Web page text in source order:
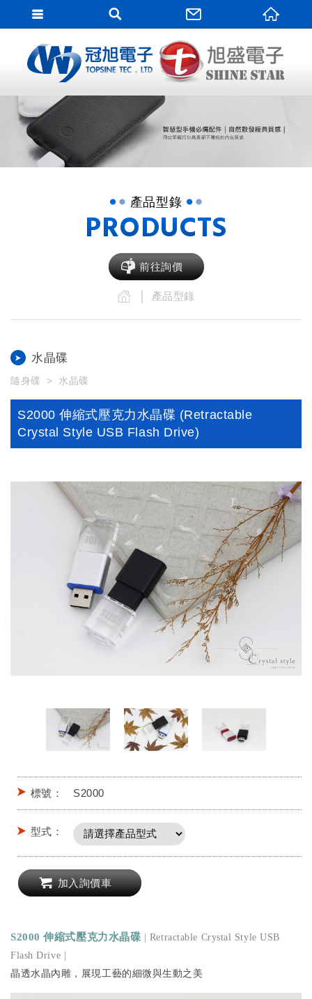
網站名稱
產品型錄
PRODUCTS
前往詢價
產品型錄
水晶碟
隨身碟 水晶碟
S2000 伸縮式壓克力水晶碟 (Retractable
Crystal Style USB Flash Drive)
標號： S2000
型式：
加入詢價車
S2000 伸縮式壓克力水晶碟
Retractable Crystal Style USB
Flash Drive
晶透水晶內雕，展現工藝的細微與生動之美